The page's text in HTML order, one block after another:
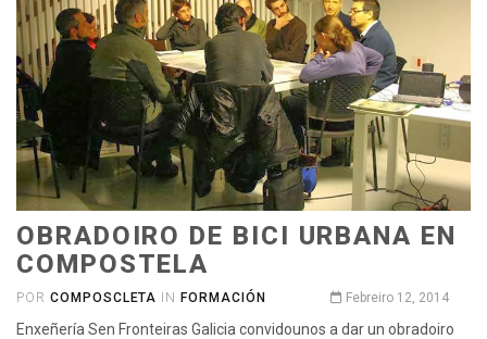
OBRADOIRO DE BICI URBANA EN
COMPOSTELA
POR COMPOSCLETA IN FORMACIÓN Febreiro 12, 2014
Enxeñería Sen Fronteiras Galicia convidounos a dar un obradoiro